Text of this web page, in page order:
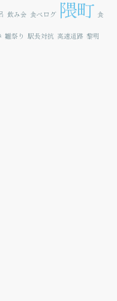
飲み会 食べログ 隈町 食
雛祭り 駅長対抗 高速道路 黎明